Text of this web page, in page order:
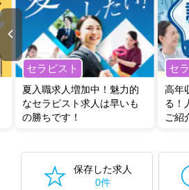
セラピスト
夏入職求人増加中！魅力的
なセラピスト求人は早いも
の勝ちです！
セ
高年
る！
ご紹
保存した求人
0件